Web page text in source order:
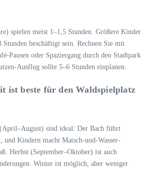
spielen meist 1–1,5 Stunden. Größere Kinder
Stunden beschäftigt sein. Rechnen Sie mit
Pausen oder Spaziergang durch den Stadtpark
Ausflug sollte 5–6 Stunden einplanen.
ist beste für den Waldspielplatz
sind ideal: Der Bach führt
und Kindern macht Matsch-und-Wasser-
Herbst (September–Oktober) ist auch
Winter ist möglich, aber weniger